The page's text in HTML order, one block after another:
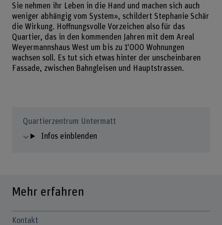
Sie nehmen ihr Leben in die Hand und machen sich auch
weniger abhängig vom System», schildert Stephanie Schär
die Wirkung. Hoffnungsvolle Vorzeichen also für das
Quartier, das in den kommenden Jahren mit dem Areal
Weyermannshaus West um bis zu 1'000 Wohnungen
wachsen soll. Es tut sich etwas hinter der unscheinbaren
Fassade, zwischen Bahngleisen und Hauptstrassen.
Quartierzentrum Untermatt
Infos einblenden
Mehr erfahren
Kontakt